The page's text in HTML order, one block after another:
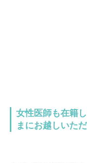
女性医師も在籍
まにお越しいた